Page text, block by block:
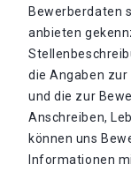
Bewerberdaten
anbieten
die Angaben
und die zur
Anschreiben,
können uns
Informationen